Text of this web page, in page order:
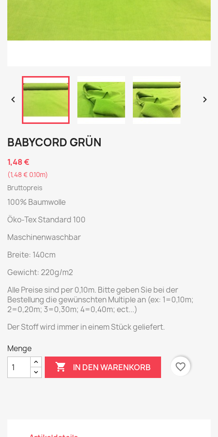
 
BABYCORD GRÜN
1,48 €
(1,48 € 0.10m)
Bruttopreis
100% Baumwolle
Öko-Tex Standard 100
Maschinenwaschbar
Breite: 140cm
Gewicht: 220g/m2
Alle Preise sind per 0,10m. Bitte geben Sie bei der
Bestellung die gewünschten Multiple an (ex: 1=0,10m;
2=0,20m; 3=0,30m; 4=0,40m; ect...)
Der Stoff wird immer in einem Stück geliefert.
Menge
 IN DEN WARENKORB favorite_border